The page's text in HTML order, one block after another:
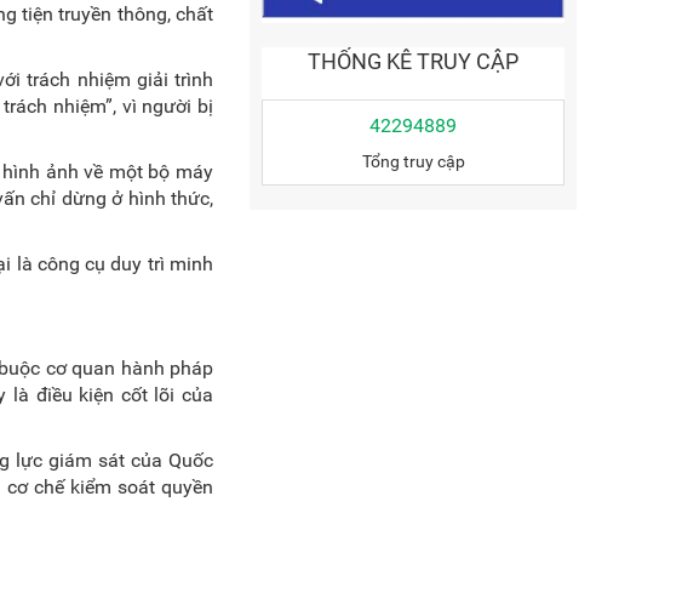
tiện truyền thông, chất
trách nhiệm giải trình
nhiệm”, vì người bị
ảnh về một bộ máy
chỉ dừng ở hình thức,
là công cụ duy trì minh
cơ quan hành pháp
là điều kiện cốt lõi của
lực giám sát của Quốc
chế kiểm soát quyền
THỐNG KÊ TRUY CẬP
42294889
Tổng truy cập